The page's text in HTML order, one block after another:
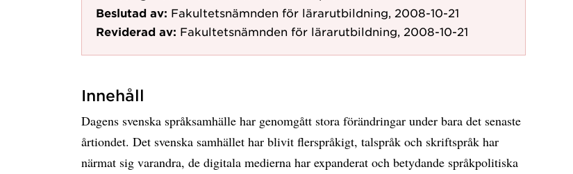
Beslutad av: Fakultetsnämnden för lärarutbildning, 2008-10-21
Reviderad av: Fakultetsnämnden för lärarutbildning, 2008-10-21
Innehåll
Dagens svenska språksamhälle har genomgått stora förändringar under bara det senaste
årtiondet. Det svenska samhället har blivit flerspråkigt, talspråk och skriftspråk har
närmat sig varandra, de digitala medierna har expanderat och betydande språkpolitiska